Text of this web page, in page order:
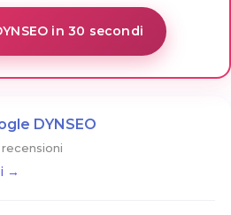
in 30 secondi
DYNSEO
recensioni
→